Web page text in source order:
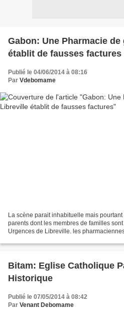
Gabon: Une Pharmacie
établit de fausses factures
Publié le 04/06/2014 à 08:16
Par Vdebomame
La scène parait inhabituelle mais
parents dont les membres de familles
Urgences de Libreville. les
Bitam: Eglise Catholique
Historique
Publié le 07/05/2014 à 08:42
Par Venant Debomame